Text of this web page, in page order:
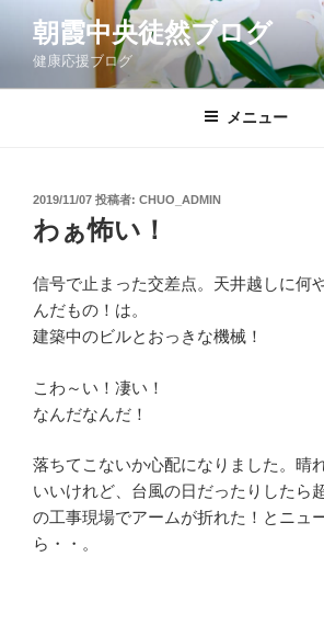
ン
朝霞中央徒然ブログ
健康応援ブログ
メニュー
投
稿
日:
2019/11/07 投稿者: CHUO_ADMIN
わぁ怖い！
信号で止まった交差点。天井越しに何
んだもの！は。
建築中のビルとおっきな機械！
こわ～い！凄い！
なんだなんだ！
落ちてこないか心配になりました。晴
いいけれど、台風の日だったりしたら
の工事現場でアームが折れた！とニュ
ら・・。